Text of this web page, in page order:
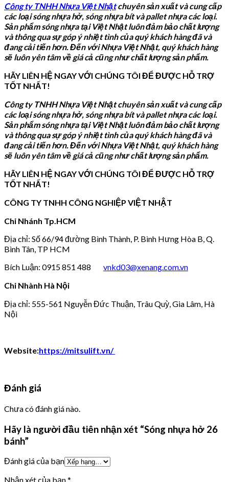
Công ty TNHH Nhựa Việt Nhậtchuyên sản xuất và cung cấp
các loại sóng nhựa hở, sóng nhựa bít và pallet nhựa các loại.
Sản phẩm sóng nhựa tại Việt Nhật luôn đảm bảo chất lượng
và thông qua sự góp ý nhiệt tình của quý khách hàng đã và
đang cải tiến hơn. Đến với Nhựa Việt Nhật, quý khách hàng
sẽ luôn yên tâm về giá cả cũng như chất lượng sản phẩm.
HÃY LIÊN HỆ NGAY VỚI CHÚNG TÔI ĐỂ ĐƯỢC HỖ TRỢ
TỐT NHẤT!
Công ty TNHH Nhựa Việt Nhật chuyên sản xuất và cung cấp
các loại sóng nhựa hở, sóng nhựa bít và pallet nhựa các loại.
Sản phẩm sóng nhựa tại Việt Nhật luôn đảm bảo chất lượng
và thông qua sự góp ý nhiệt tình của quý khách hàng đã và
đang cải tiến hơn. Đến với Nhựa Việt Nhật, quý khách hàng
sẽ luôn yên tâm về giá cả cũng như chất lượng sản phẩm.
HÃY LIÊN HỆ NGAY VỚI CHÚNG TÔI ĐỂ ĐƯỢC HỖ TRỢ
TỐT NHẤT!
CÔNG TY TNHH CÔNG NGHIỆP VIỆT NHẬT
Chi Nhánh Tp.HCM
Địa chỉ: Số 66/94 đường Bình Thành, P. Bình Hưng Hòa B, Q.
Bình Tân, TP HCM
Bích Luận: 0915 851 488 vnkd03@xenang.com.vn
Chi Nhành Hà Nội
Địa chỉ: 555-561 Nguyễn Đức Thuận, Trâu Quỳ, Gia Lâm, Hà
Nội
Website:https://mitsulift.vn/
Đánh giá
Chưa có đánh giá nào.
Hãy là người đầu tiên nhận xét “Sóng nhựa hở 26
bánh”
Đánh giá của bạn
Nhận xét của bạn*